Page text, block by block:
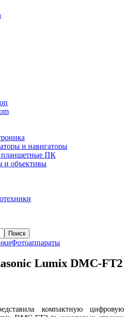
и навигаторы
ПК
и объективы
Поиск
Фотоаппараты
Lumix DMC-FT2
компактную цифровую